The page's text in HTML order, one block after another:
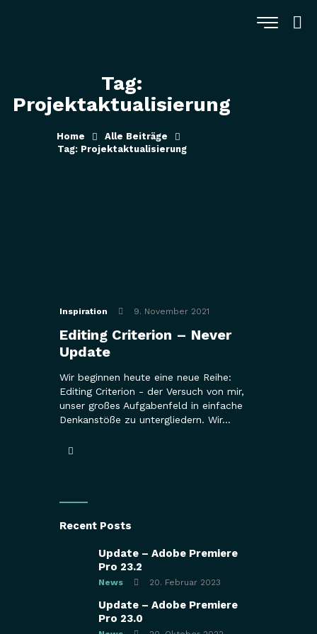
Tag:
Projektaktualisierung
Home
Alle Beiträge
Tag: Projektaktualisierung
Inspiration 9. November 2021
Editing Criterion – Never
Update
Wir beginnen heute eine neue Reihe:
Editing Criterion - der Versuch von mir,
unser großes Aufgabenfeld in einfache
Denkanstöße zu untergliedern. Wir…
Recent Posts
Update – Adobe Premiere
Pro 23.2
News 20. Februar 2023
Update – Adobe Premiere
Pro 23.0